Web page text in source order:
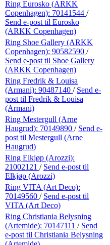
Ring Eurosko (ARKK
Copenhagen): 70141544 /
Send e-post til Eurosko
(ARKK Copenhagen)
Ring Shoe Gallery (ARKK
Copenhagen): 90582590 /
Send e-post til Shoe Gallery
(ARKK Copenhagen)
Ring Fredrik & Louisa
(Armani): 90487140 / Send e-
post til Fredrik & Louisa
(Armani)
Ring Mestergull (Arne
Haugrud): 70149890 / Send e-
post til Mestergull (Arne
Haugrud)
Ring Elkjøp (Arozzi):
21002121 / Send e-post til
Elkjøp (Arozzi)
Ring VITA (Art Deco):
70149560 / Send e-post til
VITA (Art Deco)
Ring Christiania Belysning
(Artemide): 70147111 / Send
e-post til Christiania Belysning